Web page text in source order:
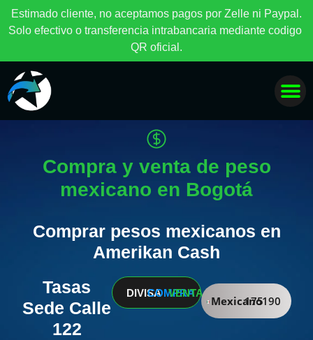
Estimado c iente, no aceptamos pagos por Ze e ni Paypa .
So o efectivo o transferencia intrabancaria mediante codigo
QR oficia .
Compra y venta de peso
mexicano en Bogotá
Comprar pesos mexicanos en
Amerikan Cash
Tasas
Sede Calle
122
DIVISACOMPRA
VENTA
Mexicano
175190